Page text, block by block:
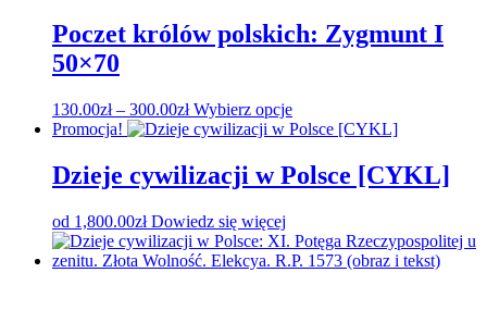
Poczet królów polskich: Zygmunt I
50×70
130.00zł – 300.00złZakres
cen:
130.00zł
do
Wybierz opcjeTen
produkt
wiele
wariantów.
wybrać
na
Promocja!
Dzieje cywilizacji w Polsce [CYKL]
od 1,800.00zł Dowiedz się więcej